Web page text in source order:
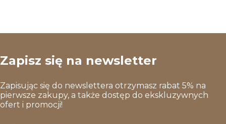
Zapisz się na newsletter
Zapisując się do newslettera otrzymasz rabat 5% na
pierwsze zakupy, a także dostęp do ekskluzywnych
ofert i promocji!